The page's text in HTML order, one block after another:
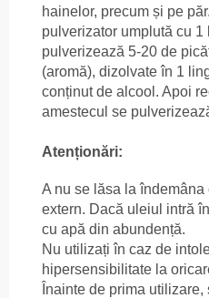
hainelor, precum și pe
pulverizator umplută cu
pulverizează 5-20 de
(aromă), dizolvate în 1
conținut de alcool. Apoi
amestecul se
Atenționări:
A nu se lăsa la
extern. Dacă uleiul intră
cu apă din abundență.
Nu utilizați în caz de
hipersensibilitate la
Înainte de prima utilizare,